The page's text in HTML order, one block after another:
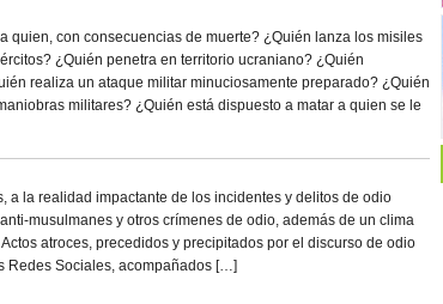
quien, con consecuencias de muerte? ¿Quién lanza los misiles
¿Quién penetra en territorio ucraniano? ¿Quién
realiza un ataque militar minuciosamente preparado? ¿Quién
militares? ¿Quién está dispuesto a matar a quien se le
a la realidad impactante de los incidentes y delitos de odio
musulmanes y otros crímenes de odio, además de un clima
atroces, precedidos y precipitados por el discurso de odio
Redes Sociales, acompañados […]